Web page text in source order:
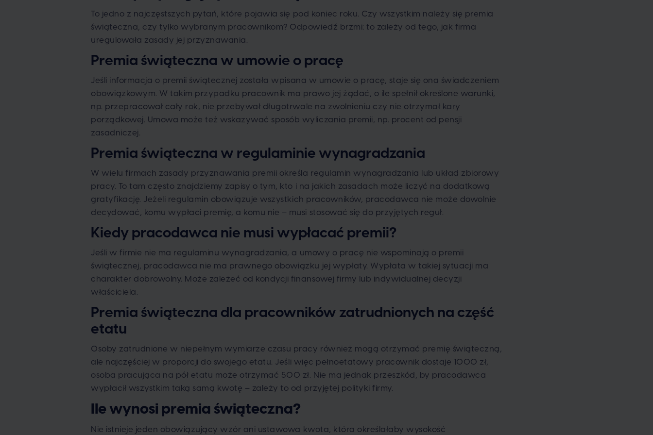
To jedno z najczęstszych pytań, które pojawia się pod koniec roku. Czy wszystkim należy się premia
świąteczna, czy tylko wybranym pracownikom? Odpowiedź brzmi: to zależy od tego, jak firma
uregulowała zasady jej przyznawania.
Premia świąteczna w umowie o pracę
Jeśli informacja o premii świątecznej została wpisana w umowie o pracę, staje się ona świadczeniem
obowiązkowym. W takim przypadku pracownik ma prawo jej żądać, o ile spełnił określone warunki,
np. przepracował cały rok, nie przebywał długotrwale na zwolnieniu czy nie otrzymał kary
porządkowej. Umowa może też wskazywać sposób wyliczania premii, np. procent od pensji
zasadniczej.
Premia świąteczna w regulaminie wynagradzania
W wielu firmach zasady przyznawania premii określa regulamin wynagradzania lub układ zbiorowy
pracy. To tam często znajdziemy zapisy o tym, kto i na jakich zasadach może liczyć na dodatkową
gratyfikację. Jeżeli regulamin obowiązuje wszystkich pracowników, pracodawca nie może dowolnie
decydować, komu wypłaci premię, a komu nie – musi stosować się do przyjętych reguł.
Kiedy pracodawca nie musi wypłacać premii?
Jeśli w firmie nie ma regulaminu wynagradzania, a umowy o pracę nie wspominają o premii
świątecznej, pracodawca nie ma prawnego obowiązku jej wypłaty. Wypłata w takiej sytuacji ma
charakter dobrowolny. Może zależeć od kondycji finansowej firmy lub indywidualnej decyzji
właściciela.
Premia świąteczna dla pracowników zatrudnionych na część
etatu
Osoby zatrudnione w niepełnym wymiarze czasu pracy również mogą otrzymać premię świąteczną,
ale najczęściej w proporcji do swojego etatu. Jeśli więc pełnoetatowy pracownik dostaje 1000 zł,
osoba pracująca na pół etatu może otrzymać 500 zł. Nie ma jednak przeszkód, by pracodawca
wypłacił wszystkim taką samą kwotę – zależy to od przyjętej polityki firmy.
Ile wynosi premia świąteczna?
Nie istnieje jeden obowiązujący wzór ani ustawowa kwota, która określałaby wysokość